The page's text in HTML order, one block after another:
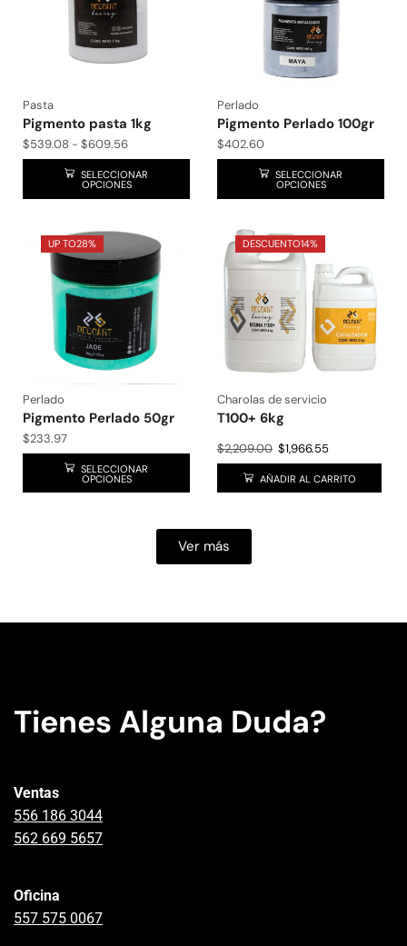
Pasta
Pigmento pasta 1kg
$539.08 - $609.56
SELECCIONAR
OPCIONES
Perlado
Pigmento Perlado 100gr
$402.60
SELECCIONAR
OPCIONES
UP TO28%
Perlado
Pigmento Perlado 50gr
$233.97
SELECCIONAR
OPCIONES
DESCUENTO14%
Charolas de servicio
T100+ 6kg
$2,209.00 $1,966.55
AÑADIR AL CARRITO
Ver más
Tienes Alguna Duda?
Ventas
556 186 3044
562 669 5657
Oficina
557 575 0067